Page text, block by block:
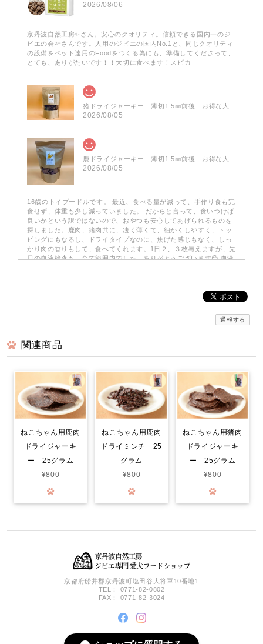
2026/08/06
京丹波自然工房✨️さん。安心のクオリティ。信頼できる国内一のジ
ビエの会社さんです。人用のジビエの国内No.1と、同じクオリティ
の設備をペット達用のFoodをつくる為にも、準備してくださって、
とても、ありがたいです！！大切に食べます！スピカ
2026/08/05
2026/08/05
16歳のトイプードルです。 最近、食べる量が減って、手作り食も完
食せず、体重も少し減っていました。 だからと言って、食いつけば
良いかという訳ではないので、おやつも安心してあげられるものを
探しました。鹿肉、猪肉共に、凄く薄くて、細かくしやすく、トッ
ピングにもなるし、ドライタイプなのに、焦げた感じもなく、しっ
かり肉の香りもして、食べてくれます。1日２、３枚与えますが、先
日の血液検査も、全て範囲内でした。ありがとうございます😊 血液
今回は鹿のドライジャーキーに…。家は愛犬2匹なので、早速届いて
分かるのか？凄く喜んでいます。封をあけると！喜びをか消せない
のか！大喜びで！ 飼い主も嬉しくなる次第です。いろんなジャー
キーをあげて来ましたが！格別に喜び方が違います。○ レッスン
やご飯の前のおやつで あげてますが！まだまだ気になる品物が沢
山有るので！また購入させて頂きます…。笑
鹿肉ごはん。お得な1.5kg smileyコラボ！
2026/07/30
猪レトルト(カット肉) 50グラム
2026/07/30
通報する
関連商品
ねこちゃん用鹿肉
ドライジャーキ
ー 25グラム
¥800
ねこちゃん用鹿肉
ドライミンチ 25
グラム
¥800
ねこちゃん用猪肉
ドライジャーキ
ー 25グラム
¥800
京都府船井郡京丹波町塩田谷大将軍10番地1
TEL： 0771-82-0802
FAX： 0771-82-3024